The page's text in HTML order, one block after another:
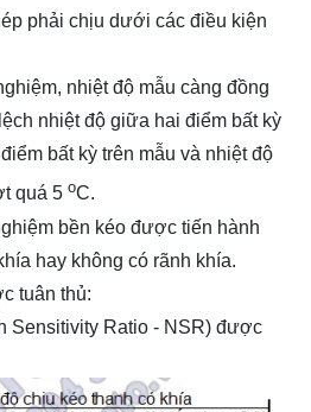
phải chịu dưới các điều kiện
nhiệt độ mẫu càng đồng
nhiệt độ giữa hai điểm bất kỳ
bất kỳ trên mẫu và nhiệt độ
quá 5 oC.
bền kéo được tiến hành
hay không có rãnh khía.
tuân thủ:
Sensitivity Ratio - NSR) được